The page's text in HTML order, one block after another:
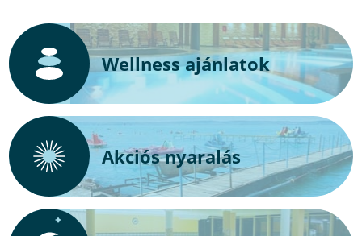
Wellness ajánlatok
Akciós nyaralás